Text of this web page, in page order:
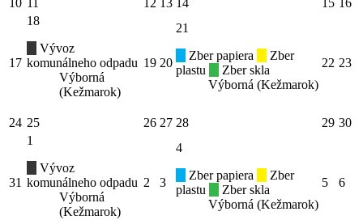
10 12 13 14 15 16
17
18
Vývoz
komunálneho odpadu
Výborná
(Kežmarok)
19 20
21
Zber papiera
Zber
plastu
Zber skla
Výborná (Kežmarok)
22 23
24 25 26 27 28 29 30
31
1
Vývoz
komunálneho odpadu
Výborná
(Kežmarok)
2 3
4
Zber papiera
Zber
plastu
Zber skla
Výborná (Kežmarok)
5 6